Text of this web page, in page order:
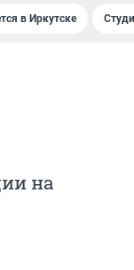
в Иркутске
на